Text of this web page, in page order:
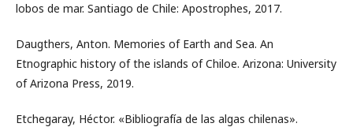
lobos de mar. Santiago de Chile: Apostrophes, 2017.
Daugthers, Anton. Memories of Earth and Sea. An
Etnographic history of the islands of Chiloe. Arizona: University
of Arizona Press, 2019.
Etchegaray, Héctor. «Bibliografía de las algas chilenas».